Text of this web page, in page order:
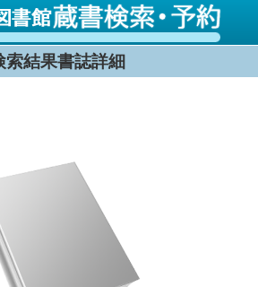
索結果書誌詳細